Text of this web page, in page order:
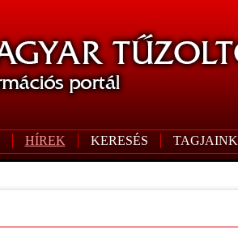
HÍREK KERESÉS TAGJAINK